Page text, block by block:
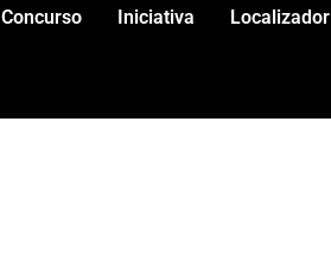
Concurso Iniciativa Localizador